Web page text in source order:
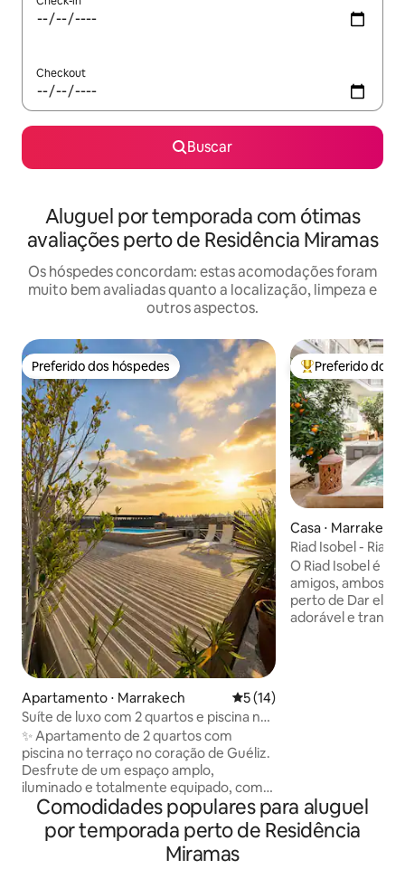
Checkout
Buscar
Aluguel por temporada com ótimas
avaliações perto de Residência Miramas
Os hóspedes concordam: estas acomodações foram
muito bem avaliadas quanto a localização, limpeza e
outros aspectos.
Preferido dos hóspedes
Preferido dos hóspedes
Apartamento ⋅ Marrakech 5 de uma avaliação média
5 (14)
Suíte de luxo com 2 quartos e piscina na
cobertura em Guéliz
✨ Apartamento de 2 quartos com
piscina no terraço no coração de Guéliz.
Desfrute de um espaço amplo,
iluminado e totalmente equipado, com
Wi-Fi de fibra óptica, ar-condicionado e
uma cozinha moderna. 🛏 Ideal para
famílias ou grupos. 🏊‍♂️ Piscina no terraço
com vista Acesso a uma linda piscina
Entre os
Preferido dos
Casa ⋅ Marrakech
Riad Isobel - Riad
acomoda 8
O Riad Isobel é
amigos, ambos
perto de Dar el
adorável e
Condé Nast
concierge
Comodidades populares para aluguel
por temporada perto de Residência
Miramas